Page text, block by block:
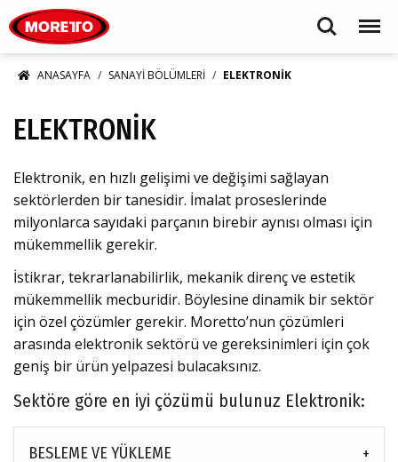
Search Menu
ANASAYFA SANAYI BÖLÜMLERI ELEKTRONIK
ELEKTRONIK
Elektronik, en hızlı gelişimi ve değişimi sağlayan
sektörlerden bir tanesidir. İmalat proseslerinde
milyonlarca sayıdaki parçanın birebir aynısı olması için
mükemmellik gerekir.
İstikrar, tekrarlanabilirlik, mekanik direnç ve estetik
mükemmellik mecburidir. Böylesine dinamik bir sektör
için özel çözümler gerekir. Moretto’nun çözümleri
arasında elektronik sektörü ve gereksinimleri için çok
geniş bir ürün yelpazesi bulacaksınız.
Sektöre göre en iyi çözümü bulunuz Elektronik:
BESLEME VE YÜKLEME